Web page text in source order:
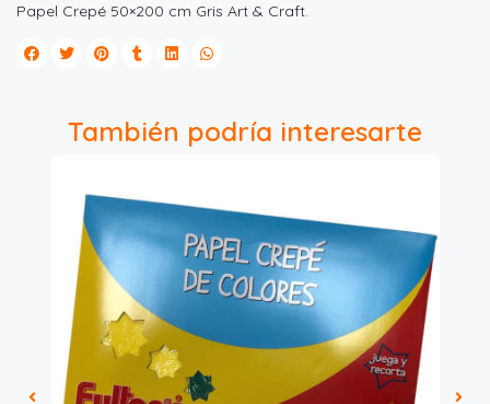
Papel Crepé 50×200 cm Gris Art & Craft.
También podría interesarte